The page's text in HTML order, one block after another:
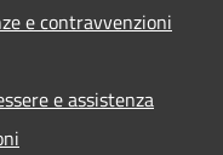
e contravvenzioni
e assistenza